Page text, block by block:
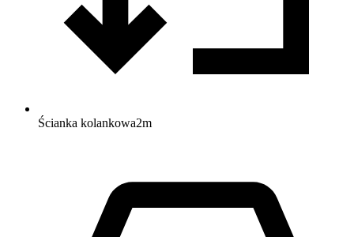
Ścianka kolankowa2m